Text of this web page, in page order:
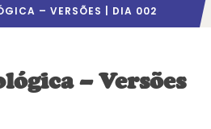
– VERSÕES | DIA 002
– Versões